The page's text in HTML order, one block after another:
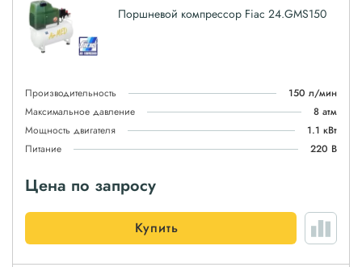
Поршневой компрессор Fiac 24.GMS150
Производительность
150 л/мин
Максимальное давление
8 атм
Мощность двигателя
1.1 кВт
Питание
220 В
Цена по запросу
Купить